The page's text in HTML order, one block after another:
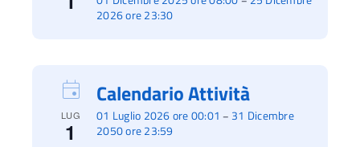
2026 ore 23:30
LUG
1
01 Luglio 2026 ore 00:01 – 31 Dicembre
2050 ore 23:59
Calendario Attività